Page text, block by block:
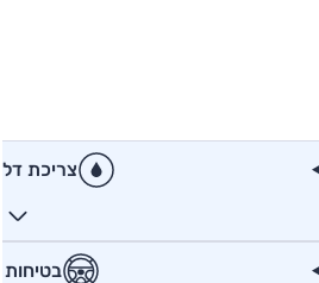
צריכת דלק
בטיחות